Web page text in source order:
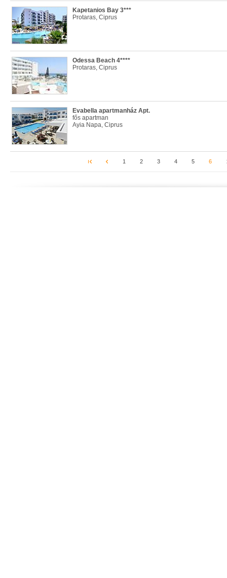
Kapetanios Bay 3***
Protaras, Ciprus
Odessa Beach 4****
Protaras, Ciprus
Evabella apartmanház Apt.
fős apartman
Ayia Napa, Ciprus
1 2 3 4 5 6